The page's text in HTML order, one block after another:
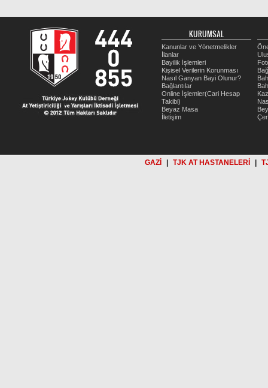
KURUMSAL
Kanunlar ve Yönetmelikler
İlanlar
Bayilik İşlemleri
Kişisel Verilerin Korunması
Nasıl Ganyan Bayi Olunur?
Bağlantılar
Online İşlemler(Cari Hesap
Takibi)
Beyaz Masa
İletişim
GAZİ TJK AT HASTANELERİ